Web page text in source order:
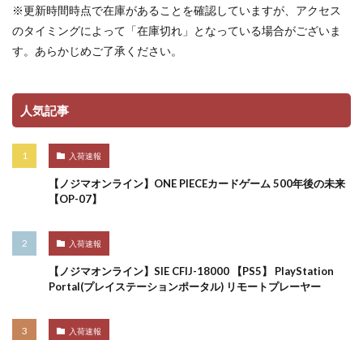
※更新時間時点で在庫があることを確認していますが、アクセス
のタイミングによって「在庫切れ」となっている場合がございま
す。あらかじめご了承ください。
人気記事
入荷速報
【ノジマオンライン】ONE PIECEカードゲーム 500年後の未来
【OP-07】
入荷速報
【ノジマオンライン】SIE CFIJ-18000 【PS5】 PlayStation
Portal(プレイステーションポータル) リモートプレーヤー
入荷速報